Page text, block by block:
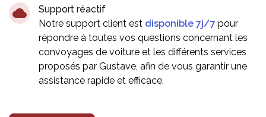
Support réactif
Notre support client est disponible 7j/7 pour
répondre à toutes vos questions concernant les
convoyages de voiture et les différents services
proposés par Gustave, afin de vous garantir une
assistance rapide et efficace.